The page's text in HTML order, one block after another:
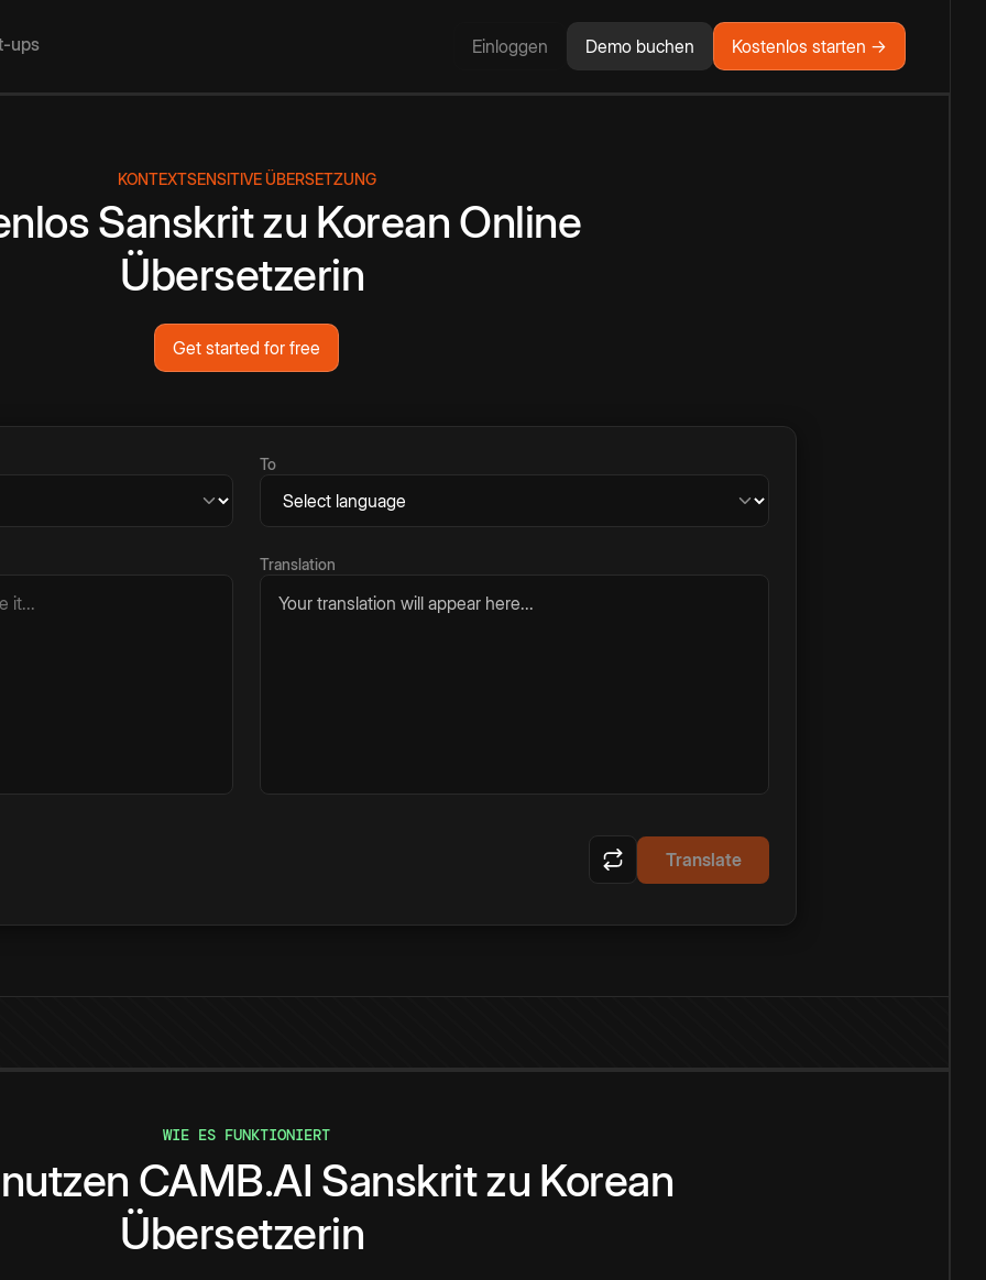
ups Einloggen Demo buchen Kostenlos starten →
KONTEXTSENSITIVE ÜBERSETZUNG
Sanskritzu Korean Online
Übersetzerin
Get started for free
To
Translation
Your translation will appear here...
Translate
WIE ES FUNKTIONIERT
CAMB.AI Sanskritzu Korean
Übersetzerin